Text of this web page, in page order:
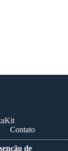
Contato
de